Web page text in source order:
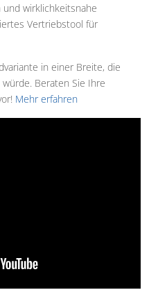
wirklichkeitsnahe
Vertriebstool für
in einer Breite, die
Beraten Sie Ihre
Mehr erfahren